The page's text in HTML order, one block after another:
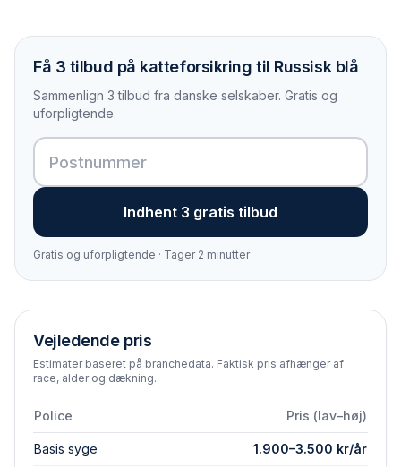
Få 3 tilbud på katteforsikring til Russisk blå
Sammenlign 3 tilbud fra danske selskaber. Gratis og
uforpligtende.
Indhent 3 gratis tilbud
Gratis og uforpligtende · Tager 2 minutter
Vejledende pris
Estimater baseret på branchedata. Faktisk pris afhænger af
race, alder og dækning.
Police Pris (lav–høj)
Basis syge 1.900–3.500 kr/år